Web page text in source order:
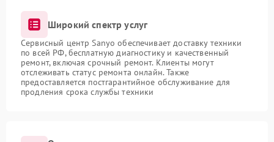
Широкий спектр услуг
Сервисный центр Sanyo обеспечивает доставку техники
по всей РФ, бесплатную диагностику и качественный
ремонт, включая срочный ремонт. Клиенты могут
отслеживать статус ремонта онлайн. Также
предоставляется постгарантийное обслуживание для
продления срока службы техники